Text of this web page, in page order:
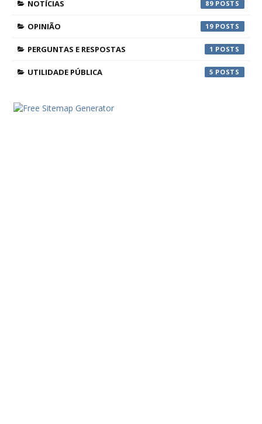
NOTÍCIAS 89
OPINIÃO 19
PERGUNTAS E RESPOSTAS 1
UTILIDADE PÚBLICA 5